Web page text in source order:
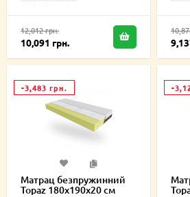
12,012 грн.
10,091 грн.
-3,483 грн.
Матрац безпружинний
Topaz 180х190х20 см
-